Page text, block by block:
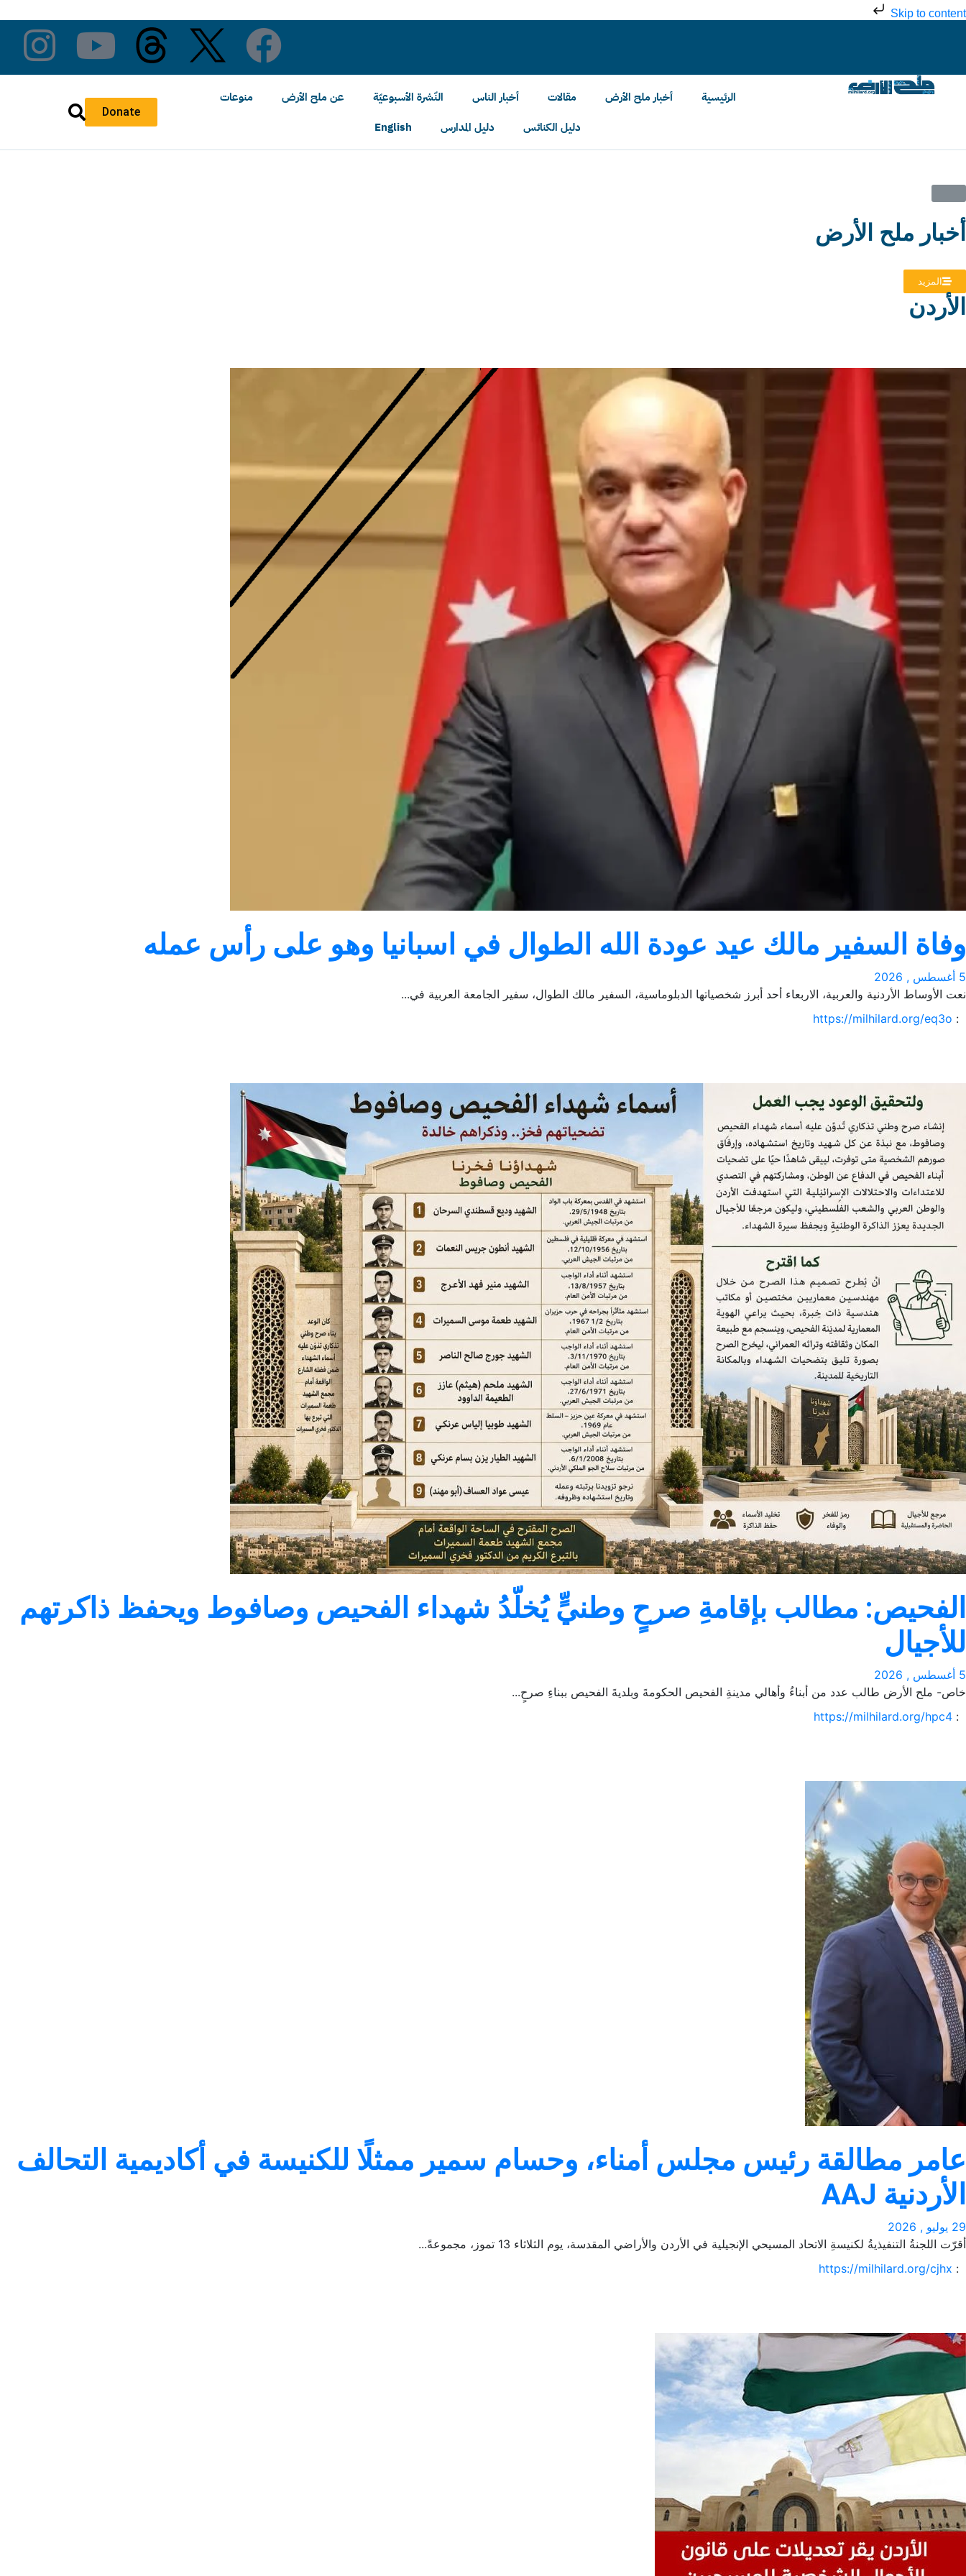
Skip to content
Donate
الرئيسية أخبار ملح الأرض مقالات أخبار الناس النّشرة الأسبوعيّة عن ملح الأرض
منوعات
دليل الكنائس
دليل المدارس English
وفاة السفير مالك عيد عودة الله الطوال في اسبانيا وهو على رأس عمله
الفحيص: مطالب بإقامةِ صرحٍ وطنيٍّ يُخلّدُ شهداء الفحيص وصافوط ويحفظ ذاكرتهم للأجيال
مستوطنون يعتدون على الكنيسةِ الأرمنية في القدس ويرشقون مدخلها بالحجارة- فيديو
عندما يتدخل برلمانيون في الشأن الخاص- من نشرة ملح الأرض رقم 241
أخبار ملح الأرض
المزيد
الأردن
وفاة السفير مالك عيد عودة الله الطوال في اسبانيا وهو على رأس عمله
5 أغسطس , 2026
نعت الأوساط الأردنية والعربية، الاربعاء أحد أبرز شخصياتها الدبلوماسية، السفير مالك الطوال، سفير الجامعة العربية في...
:
https://milhilard.org/eq3o
الفحيص: مطالب بإقامةِ صرحٍ وطنيٍّ يُخلّدُ شهداء الفحيص وصافوط ويحفظ ذاكرتهم
للأجيال
5 أغسطس , 2026
خاص- ملح الأرض طالب عدد من أبناءُ وأهالي مدينةِ الفحيص الحكومةَ وبلديةَ الفحيص ببناءِ صرحٍ...
:
https://milhilard.org/hpc4
عامر مطالقة رئيس مجلس أمناء، وحسام سمير ممثلًا للكنيسة في أكاديمية التحالف
الأردنية AAJ
29 يوليو , 2026
أقرّت اللجنةُ التنفيذيةُ لكنيسةِ الاتحاد المسيحي الإنجيلية في الأردن والأراضي المقدسة، يوم الثلاثاء 13 تموز، مجموعةً...
:
https://milhilard.org/cjhx